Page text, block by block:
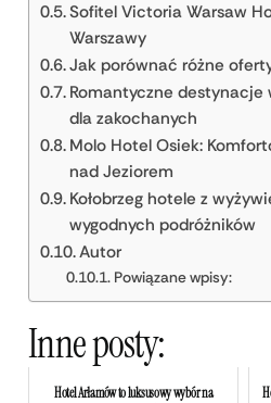
Sofitel Victoria Warsaw
Warszawy
Jak porównać różne
Romantyczne
dla zakochanych
Molo Hotel Osiek:
nad Jeziorem
Kołobrzeg hotele z
wygodnych podróżników
Autor
Powiązane wpisy:
Inne posty:
Hotel Arłamów to luksusowy wybór na